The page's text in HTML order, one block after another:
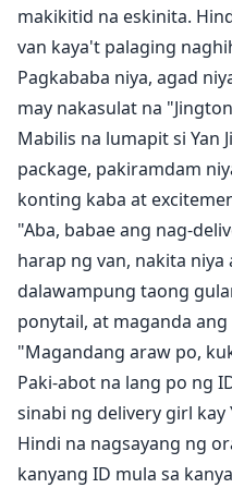
makikitid na eskinita.
van kaya't palaging
Pagkababa niya, agad
may nakasulat na
Mabilis na lumapit si Yan
package, pakiramdam
konting kaba at
"Aba, babae ang nag-
harap ng van, nakita
dalawampung taong
ponytail, at maganda
"Magandang araw po,
Paki-abot na lang po ng
sinabi ng delivery girl kay
Hindi na nagsayang ng
kanyang ID mula sa